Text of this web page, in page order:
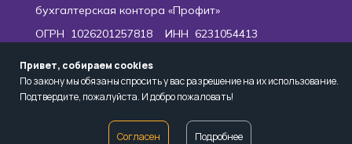
бухгалтерская контора «Профит»
ОГРН 1026201257818 ИНН 6231054413
Разработка сайтаPbcdesign.ru
Политика в отношении обработки персональных данных
Привет, собираем cookies
По закону мы обязаны спросить у вас разрешение на их использование.
Подтвердите, пожалуйста. И добро пожаловать!
Согласен Подробнее